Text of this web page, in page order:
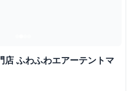
店 ふわふわエアーテントマ